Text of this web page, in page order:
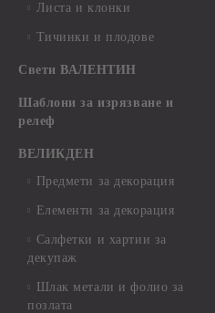
Листа и клонки
Тичинки и плодове
Свети ВАЛЕНТИН
Шаблони за изрязване и
релеф
ВЕЛИКДЕН
Предмети за декорация
Елементи за декорация
Салфетки и хартии за
декупаж
Шлак метали и фолио за
позлата